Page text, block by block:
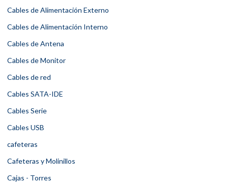
Cables de Alimentación Externo
Cables de Alimentación Interno
Cables de Antena
Cables de Monitor
Cables de red
Cables SATA-IDE
Cables Serie
Cables USB
cafeteras
Cafeteras y Molinillos
Cajas - Torres